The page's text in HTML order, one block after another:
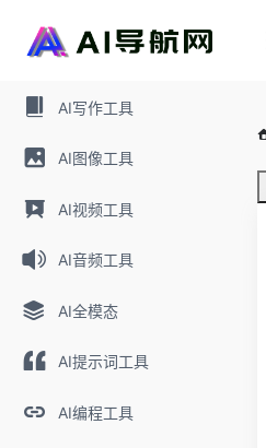
AI写作工具
AI图像工具
AI视频工具
AI音频工具
AI全模态
AI提示词工具
AI编程工具